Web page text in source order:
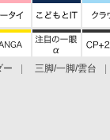
ー 三脚/一脚/雲台